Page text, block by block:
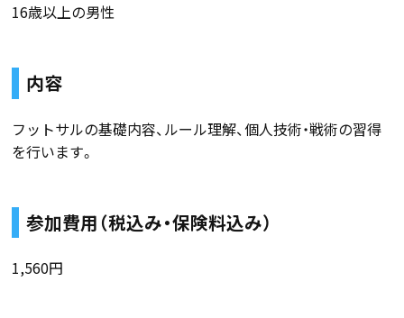
16歳以上の男性
内容
フットサルの基礎内容、ルール理解、個人技術・戦術の習得
を行います。
参加費用（税込み・保険料込み）
1,560円